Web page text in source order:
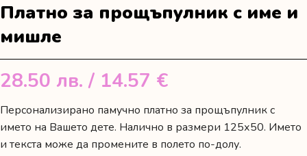
Платно за прощъпулник с име и
мишле
28.50 лв. / 14.57 €
Персонализирано памучно платно за прощъпулник с
името на Вашето дете. Налично в размери 125х50. Името
и текста може да промените в полето по-долу.